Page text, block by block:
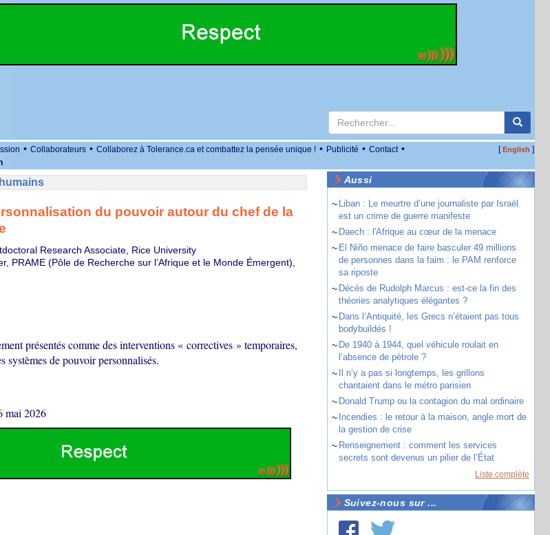
• Collaborateurs • Collaborez à Tolerance.ca et combattez la pensée unique ! • Publicité • Contact • [English ]
du pouvoir autour du chef de la
Research Associate, Rice University
PRAME (Pôle de Recherche sur l’Afrique et le Monde Émergent),
présentés comme des interventions « correctives » temporaires,
systèmes de pouvoir personnalisés.
mai 2026
Aussi
~ Liban : Le meurtre d’une journaliste par Israël
est un crime de guerre manifeste
~ Daech : l'Afrique au cœur de la menace
~ El Niño menace de faire basculer 49 millions
de personnes dans la faim : le PAM renforce
sa riposte
~ Décès de Rudolph Marcus : est-ce la fin des
théories analytiques élégantes ?
~ Dans l’Antiquité, les Grecs n’étaient pas tous
bodybuildés !
~ De 1940 à 1944, quel véhicule roulait en
l’absence de pétrole ?
~
Il n’y a pas si longtemps, les grillons
chantaient dans le métro parisien
~ Donald Trump ou la contagion du mal ordinaire
~ Incendies : le retour à la maison, angle mort de
la gestion de crise
~ Renseignement : comment les services
secrets sont devenus un pilier de l’État
Liste complète
Suivez-nous sur ...